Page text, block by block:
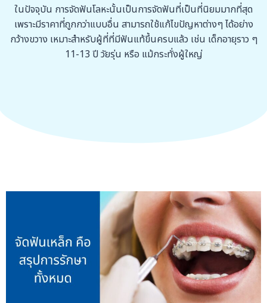
ในปัจจุบัน การจัดฟันโลหะนั้นเป็นการจัดฟันที่เป็นที่นิยมมากที่สุด
เพราะมีราคาที่ถูกกว่าแบบอื่น สามารถใช้แก้ไขปัญหาต่างๆ ได้อย่าง
กว้างขวาง เหมาะสำหรับผู้ที่ที่มีฟันแท้ขึ้นครบแล้ว เช่น เด็กอายุราว ๆ
11-13 ปี วัยรุ่น หรือ แม้กระทั่งผู้ใหญ่